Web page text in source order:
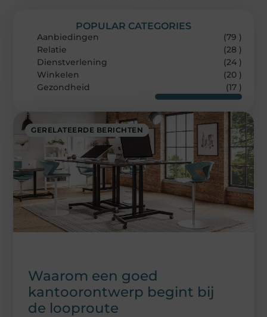
GERELATEERDE BERICHTEN
Waarom een goed
kantoorontwerp begint bij
de looproute
POPULAR CATEGORIES
Aanbiedingen
(79 )
Relatie
(28 )
Dienstverlening
(24 )
Winkelen
(20 )
Gezondheid
(17 )